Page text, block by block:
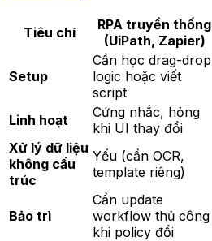
Tiêu chí
RPA truyền thống
(UiPath, Zapier)
Setup
Cần học drag-drop
logic hoặc viết
script
Linh hoạt
Cứng nhắc, hỏng
khi UI thay đổi
Xử lý dữ liệu
không cấu
trúc
Yếu (cần OCR,
template riêng)
Bảo trì
Cần update
workflow thủ công
khi policy đổi